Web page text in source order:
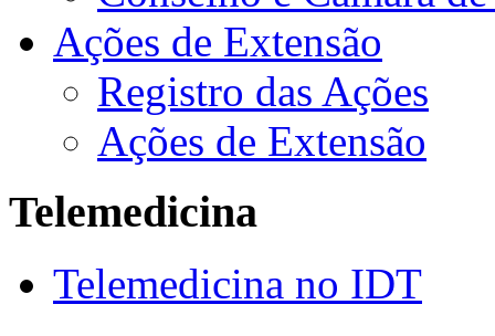
Ações de Extensão
Registro das Ações
Ações de Extensão
Telemedicina
Telemedicina no IDT